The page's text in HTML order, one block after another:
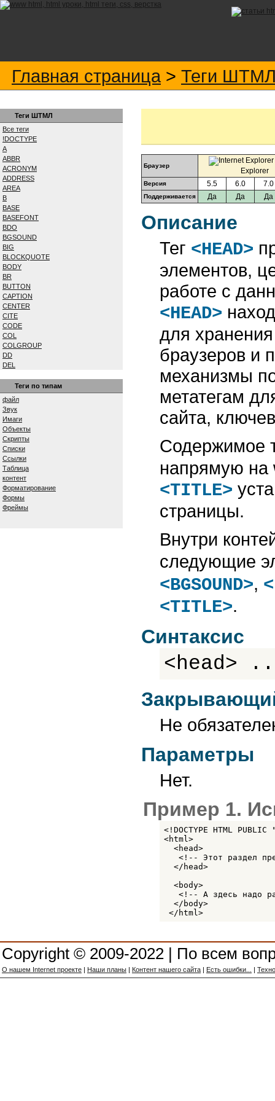
Главная страница > Теги
Теги ШТМЛ
Все теги
!DOCTYPE
A
ABBR
ACRONYM
ADDRESS
AREA
B
BASE
BASEFONT
BDO
BGSOUND
BIG
BLOCKQUOTE
BODY
BR
BUTTON
CAPTION
CENTER
CITE
CODE
COL
COLGROUP
DD
DEL
DL
DT
EM
EMBED
FIELDSET
FONT
FORM
FRAME
FRAMESET
H1...H6
HEAD
HR
ШТМЛ
TR
TT
VAR
Теги по типам
файл
Звук
Имаги
Объекты
Скрипты
Списки
Ссылки
Таблица
контент
Форматирование
Формы
Фреймы
Браузер
Explorer
Версия 5.5 6.0 7.0
Поддерживается Да Да Да
Описание
Тег <HEAD>
элементов,
работе с
<HEAD>
для
браузеров и
механизмы
метатегам
сайта,
Содержимое
напрямую на
<TITLE>
страницы.
Внутри
следующие
<BGSOUND>,
<TITLE>.
Синтаксис
<head>
Не
Параметры
Нет.
Пример 1.
<!DOCTYPE HTML
<html>
  <head>
<!-- Этот раздел
  </head>
  <body>
<!-- А здесь надо
  </body>
</html>
Copyright © 2009-2022 | По всем
О нашем Internet проекте | Наши планы | Контент нашего сайта | Есть ошибки... |